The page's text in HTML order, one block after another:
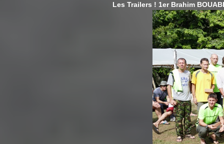
Les Trailers ! 1er Brahim